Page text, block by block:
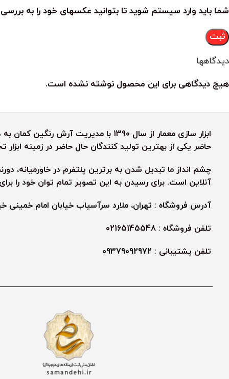
دیدگاهها
هیچ دیدگاهی برای این محصول نوشته نشده است.
شما باید وارد سیستم شوید تا بتوانید عکسهای خود را به
ابزار سازی معمار از سال 1390 با
حاضر یکی از بهترین تولید کنندگان حال حاضر در زمینه
چشم انداز ما تبدیل شدن به برترین پلتفرم در خاورمیانه،
آنلاین است. برای رسیدن به این تصویر تمام توان خود را
آدرس فروشگاه : تهران، ملارد سرآسیاب خیابان امام خمینی
تلفن فروشگاه : 02165145548
تلفن پشتیبانی : 09379092972